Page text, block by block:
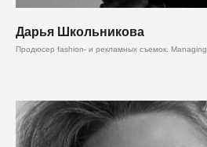
Дарья Школьникова
Продюсер fashion- и рекламных съемок. Managing